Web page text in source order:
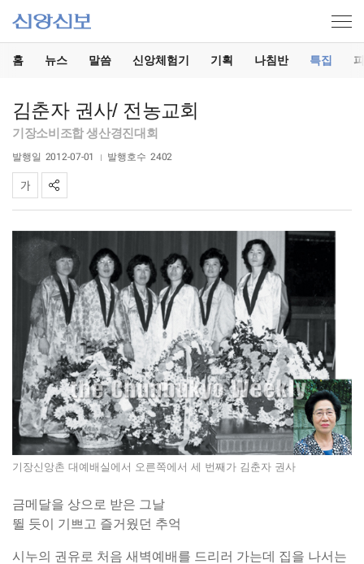
홈 뉴스 말씀 신앙체험기 기획 나침반 특집
김춘자 권사/ 전농교회
기장소비조합 생산경진대회
발행일 2012-07-01 발행호수 2402
기장신앙촌 대예배실에서 오른쪽에서 세 번째가 김춘자 권사
금메달을 상으로 받은 그날
뛸 듯이 기쁘고 즐거웠던 추억
시누의 권유로 처음 새벽예배를 드리러 가는데 집을 나서는